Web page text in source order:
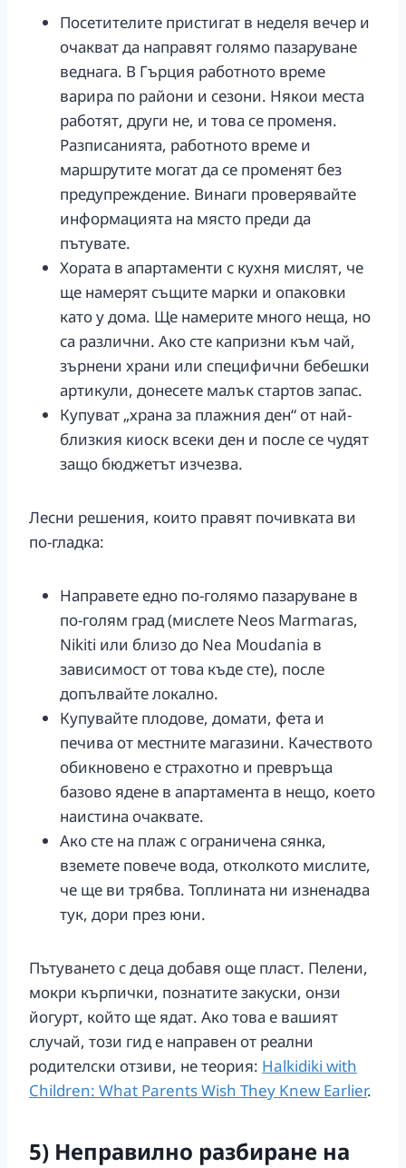
Посетителите пристигат в неделя вечер и
очакват да направят голямо пазаруване
веднага. В Гърция работното време
варира по райони и сезони. Някои места
работят, други не, и това се променя.
Разписанията, работното време и
маршрутите могат да се променят без
предупреждение. Винаги проверявайте
информацията на място преди да
пътувате.
Хората в апартаменти с кухня мислят, че
ще намерят същите марки и опаковки
като у дома. Ще намерите много неща, но
са различни. Ако сте капризни към чай,
зърнени храни или специфични бебешки
артикули, донесете малък стартов запас.
Купуват „храна за плажния ден“ от най-
близкия киоск всеки ден и после се чудят
защо бюджетът изчезва.
Лесни решения, които правят почивката ви
по-гладка:
Направете едно по-голямо пазаруване в
по-голям град (мислете Neos Marmaras,
Nikiti или близо до Nea Moudania в
зависимост от това къде сте), после
допълвайте локално.
Купувайте плодове, домати, фета и
печива от местните магазини. Качеството
обикновено е страхотно и превръща
базово ядене в апартамента в нещо, което
наистина очаквате.
Ако сте на плаж с ограничена сянка,
вземете повече вода, отколкото мислите,
че ще ви трябва. Топлината ни изненадва
тук, дори през юни.
Пътуването с деца добавя още пласт. Пелени,
мокри кърпички, познатите закуски, онзи
йогурт, който ще ядат. Ако това е вашият
случай, този гид е направен от реални
родителски отзиви, не теория: Halkidiki with
Children: What Parents Wish They Knew Earlier.
5) Неправилно разбиране на